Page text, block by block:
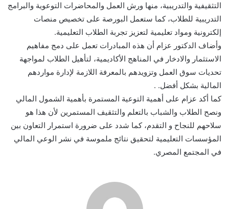
التثقيفية والتدريبية، منها ورش العمل والمحاضرات التوعوية والبرامج
التدريبية للطلاب، كما ستعمل البورصة على تخصيص منصات
إلكترونية ومواد تعليمية لتعزيز تجربة الطلاب التعليمية.
وأضاف الدكتور عزام أن هذه المبادرات تعمل على دمج مفاهيم
الاستثمار والادخار في المناهج الأكاديمية، لتأهيل الطلاب لمواجهة
تحديات سوق العمل وتزويدهم بالمعرفة اللازمة لإدارة مواردهم
المالية بشكل أفضل. .
كما أكد عزام على أهمية التوعية المستمرة بأهمية الشمول المالي
ونصح الطلاب والشباب بالتعلم والتثقيف المستمرين لأن هذا هو
سلاحهم للنجاح و التقدم، كما شدد على ضرورة استمرار التعاون بين
المؤسسات التعليمية لتحقيق نتائج ملموسة في نشر الوعي المالي
في المجتمع المصري.